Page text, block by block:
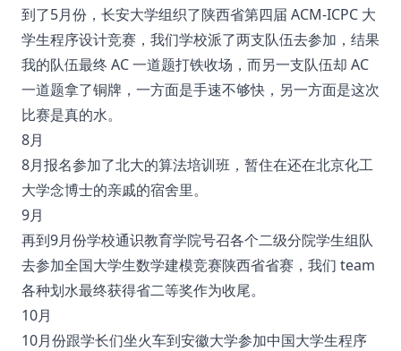
到了5月份，长安大学组织了陕西省第四届 ACM-ICPC 大
学生程序设计竞赛，我们学校派了两支队伍去参加，结果
我的队伍最终 AC 一道题打铁收场，而另一支队伍却 AC
一道题拿了铜牌，一方面是手速不够快，另一方面是这次
比赛是真的水。
8月
8月报名参加了北大的算法培训班，暂住在还在北京化工
大学念博士的亲戚的宿舍里。
9月
再到9月份学校通识教育学院号召各个二级分院学生组队
去参加全国大学生数学建模竞赛陕西省省赛，我们 team
各种划水最终获得省二等奖作为收尾。
10月
10月份跟学长们坐火车到安徽大学参加中国大学生程序